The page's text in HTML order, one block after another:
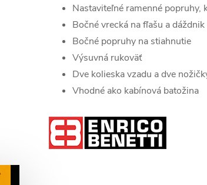
Nastaviteľné ramenné popruhy,
Bočné vrecká na fľašu a dáždnik
Bočné popruhy na stiahnutie
Výsuvná rukoväť
Dve kolieska vzadu a dve
Vhodné ako kabínová batožina